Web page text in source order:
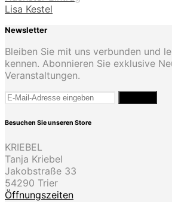
Lisa Kestel
Newsletter
Bleiben Sie mit uns verbunden und
kennen. Abonnieren Sie exklusive
Veranstaltungen.
Besuchen Sie unseren Store
KRIEBEL
Tanja Kriebel
Jakobstraße 33
54290 Trier
Öffnungszeiten